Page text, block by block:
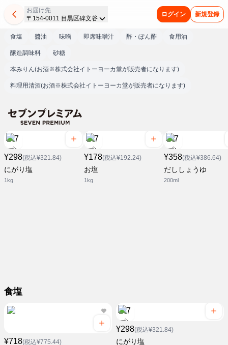
お届け先
〒154-0011 目黒区碑文谷
ログイン 新規登録
食塩 醬油 味噌 即席味噌汁 酢・ぽん酢 食用油
醸造調味料 砂糖
本みりん(お酒※株式会社イトーヨーカ堂が販売者になります)
料理用清酒(お酒※株式会社イトーヨーカ堂が販売者になります)
¥298(税込¥321.84)
にがり塩
1kg
¥178(税込¥192.24)
お塩
1kg
¥358(税込¥386.64)
だししょうゆ
200ml
食塩
¥718(税込¥775.44)
¥298(税込¥321.84)
にがり塩